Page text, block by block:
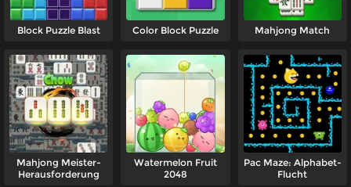
Block Puzzle Blast Color Block Puzzle Mahjong Match
Mahjong Meister-
Herausforderung
Watermelon Fruit
2048
Pac Maze: Alphabet-
Flucht